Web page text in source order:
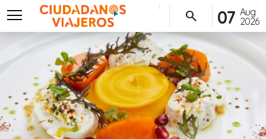
menu
Aug
2026
07
search